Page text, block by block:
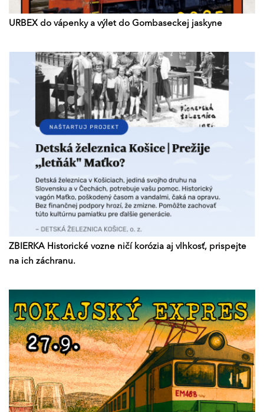
URBEX do vápenky a výlet do Gombaseckej jaskyne
ZBIERKA Historické vozne ničí korózia aj vlhkosť, prispejte
na ich záchranu.